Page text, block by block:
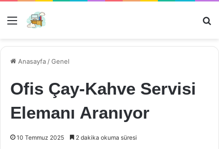
Menü
Anasayfa /Genel
Ofis Çay-Kahve Servisi
Elemanı Aranıyor
10 Temmuz 2025 2 dakika okuma süresi